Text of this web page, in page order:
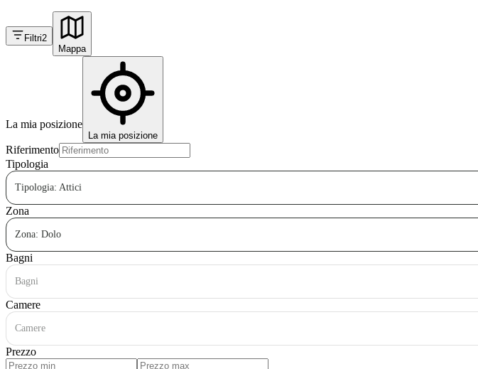
Filtri2
Mappa
La mia posizione
La mia posizione
Riferimento
Tipologia
Tipologia: Attici
Zona
Zona: Dolo
Bagni
Bagni
Camere
Camere
Prezzo